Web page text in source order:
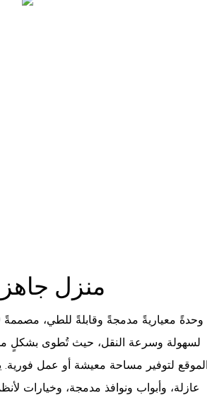
منزل
لسهولة وسرعة النقل، حيث تُطوى بشكلٍ
الموقع لتوفير مساحة معيشة أو عمل فورية.
عازلة، وأبواب ونوافذ مدمجة، وخيارات